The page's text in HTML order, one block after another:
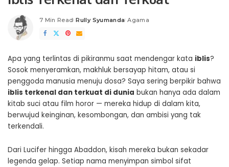
7 Min Read
Posted
by
Rully Syumanda Agama
Apa yang terlintas di pikiranmu saat mendengar kata iblis?
Sosok menyeramkan, makhluk bersayap hitam, atau si
penggoda manusia menuju dosa? Saya sering berpikir bahwa
iblis terkenal dan terkuat di dunia bukan hanya ada dalam
kitab suci atau film horor — mereka hidup di dalam kita,
berwujud keinginan, kesombongan, dan ambisi yang tak
terkendali.
Dari Lucifer hingga Abaddon, kisah mereka bukan sekadar
legenda gelap. Setiap nama menyimpan simbol sifat